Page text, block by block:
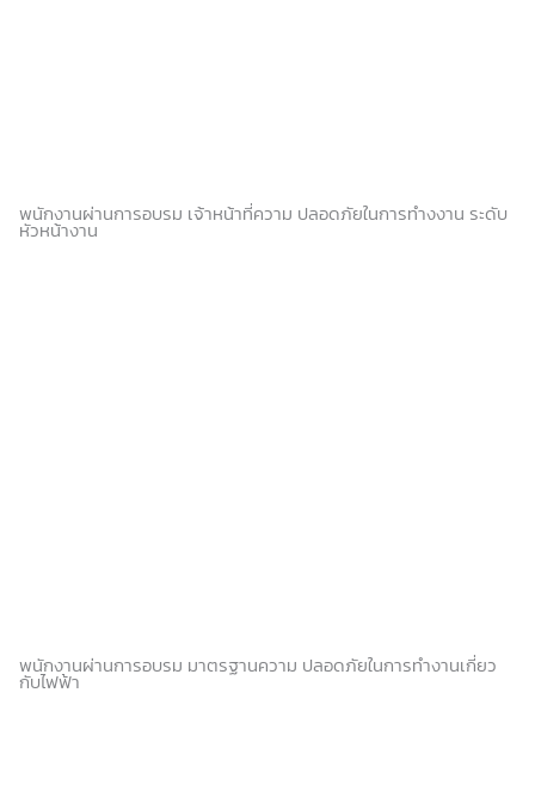
พนักงานผ่านการอบรม เจ้าหน้าที่ความ ปลอดภัยในการทำงงาน ระดับ
หัวหน้างาน
พนักงานผ่านการอบรม มาตรฐานความ ปลอดภัยในการทำงานเกี่ยว
กับไฟฟ้า